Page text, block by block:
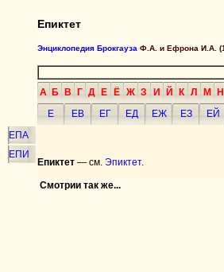
Епиктет
Энциклопедия Брокгауза Ф.А. и Ефрона И.А.
А Б В Г Д Е Ё Ж З И Й К Л М Н
Е
ЕВ ЕГ ЕД ЕЖ ЕЗ ЕЙ
ЕПА
ЕПИ
Епиктет — см. Эпиктет.
Смотрии так же...